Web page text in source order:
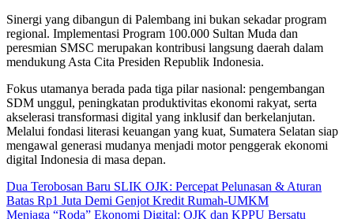
​Sinergi yang dibangun di Palembang ini bukan sekadar program
regional. Implementasi Program 100.000 Sultan Muda dan
peresmian SMSC merupakan kontribusi langsung daerah dalam
mendukung Asta Cita Presiden Republik Indonesia.
​Fokus utamanya berada pada tiga pilar nasional: pengembangan
SDM unggul, peningkatan produktivitas ekonomi rakyat, serta
akselerasi transformasi digital yang inklusif dan berkelanjutan.
Melalui fondasi literasi keuangan yang kuat, Sumatera Selatan siap
mengawal generasi mudanya menjadi motor penggerak ekonomi
digital Indonesia di masa depan.
Navigasi
pos
Dua Terobosan Baru SLIK OJK: Percepat Pelunasan & Aturan
Batas Rp1 Juta Demi Genjot Kredit Rumah-UMKM
Menjaga “Roda” Ekonomi Digital: OJK dan KPPU Bersatu